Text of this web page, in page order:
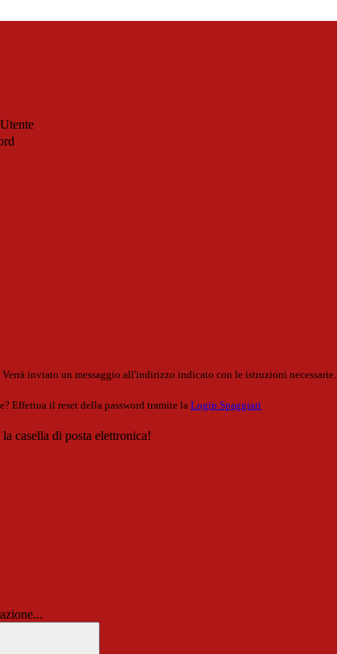
Verrà inviato un messaggio all'indirizzo indicato con le istruzioni necessarie.
Effettua il reset della password tramite la Login Spaggiari
casella di posta elettronica!